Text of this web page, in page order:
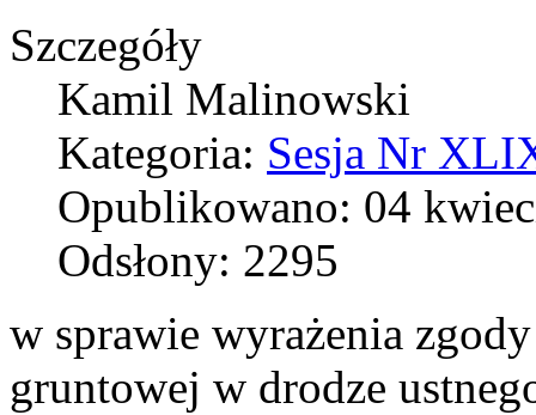
Szczegóły
Kamil Malinowski
Kategoria: Sesja Nr
Opublikowano: 04
Odsłony: 2295
w sprawie wyrażenia
gruntowej w drodze